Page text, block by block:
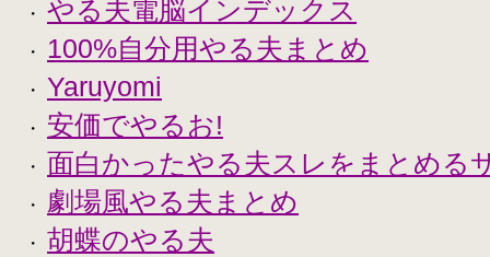
・ やる夫電脳インデックス
・ 100%自分用やる夫まとめ
・ Yaruyomi
・ 安価でやるお!
・ 面白かったやる夫スレをまとめる
・ 劇場風やる夫まとめ
・ 胡蝶のやる夫